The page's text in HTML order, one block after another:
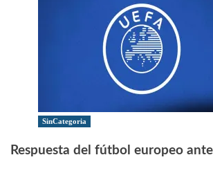
SinCategoria
Respuesta del fútbol europeo